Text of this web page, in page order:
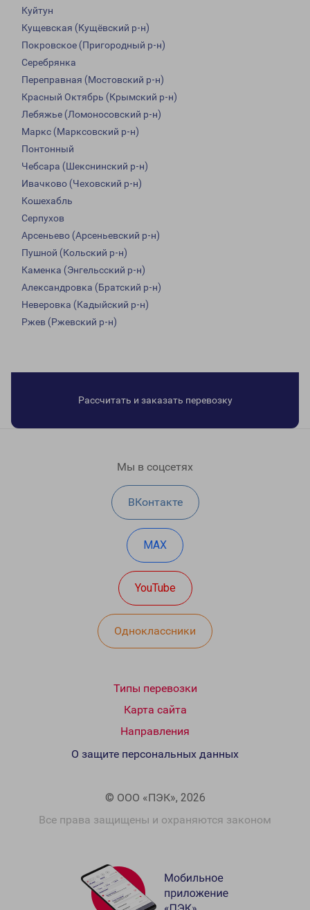
Куйтун
Кущевская (Кущёвский р-н)
Покровское (Пригородный р-н)
Серебрянка
Переправная (Мостовский р-н)
Красный Октябрь (Крымский р-н)
Лебяжье (Ломоносовский р-н)
Маркс (Марксовский р-н)
Понтонный
Чебсара (Шекснинский р-н)
Ивачково (Чеховский р-н)
Кошехабль
Серпухов
Арсеньево (Арсеньевский р-н)
Пушной (Кольский р-н)
Каменка (Энгельсский р-н)
Александровка (Братский р-н)
Неверовка (Кадыйский р-н)
Ржев (Ржевский р-н)
Рассчитать и заказать перевозку
Мы в соцсетях
ВКонтакте
MAX
YouTube
Одноклассники
Типы перевозки
Карта сайта
Направления
© ООО «ПЭК», 2026
Все права защищены и охраняются законом
О защите персональных данных